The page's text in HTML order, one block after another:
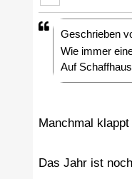
Geschrieben
Wie immer
Auf
Manchmal
Das Jahr ist